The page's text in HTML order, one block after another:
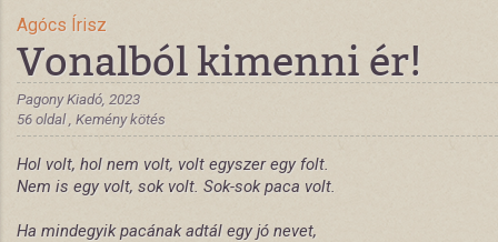
Agócs Írisz
Vonalból kimenni ér!
Pagony Kiadó, 2023
56 oldal , Kemény kötés
Hol volt, hol nem volt, volt egyszer egy folt.
Nem is egy volt, sok volt. Sok-sok paca volt.
Ha mindegyik pacának adtál egy jó nevet,